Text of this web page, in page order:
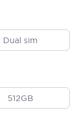
Dual sim
512GB